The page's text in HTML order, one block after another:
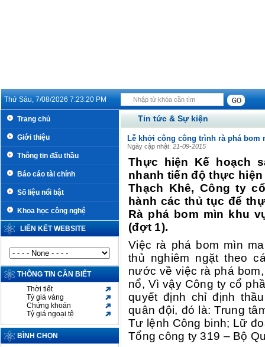
Thứ Sáu, 7/08/2026 7:23:20 PM
Trang chủ
Giới thiệu
Thông tin đấu thầu
Báo cáo tài chính
Số liệu nổi bật
Khoa học công nghệ
LIÊN KẾT WEBSITE
THÔNG TIN CẦN BIẾT
Thời tiết
Tỷ giá vàng
Chứng khoán
Tỷ giá ngoại tệ
BÌNH CHỌN
Tin tức & Sự kiện
Lễ khởi công công trình rà phá bom
Ngày cập nhật: 21-09-2015
Thực hiện Kế hoạch
nhanh tiến độ thực
Thạch Khê, Công ty
hành các thủ tục để
Rà phá bom mìn khu
(đợt 1).
Việc rà phá bom mìn
thủ nghiêm ngặt theo
nước về việc rà phá
nổ, Vì vậy Công ty cổ
quyết định chỉ định
quân đội, đó là: Trung
Tư lệnh Công binh; Lữ
Tổng công ty 319 – Bộ